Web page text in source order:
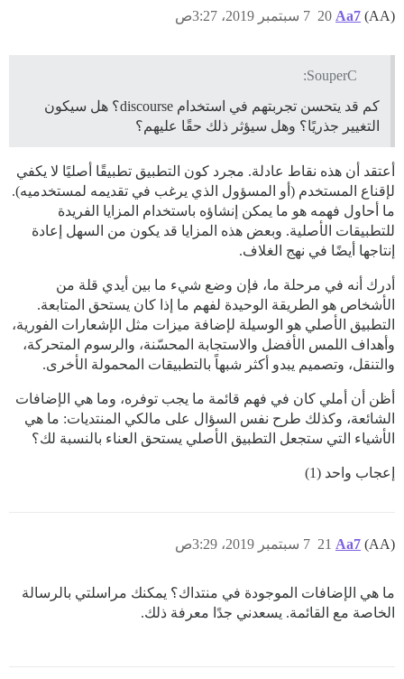
Aa7 (AA) 7 سبتمبر 2019، 3:27ص 20
SouperC:
كم قد يتحسن تجربتهم في استخدام discourse؟ هل سيكون
التغيير جذريًا؟ وهل سيؤثر ذلك حقًا عليهم؟
أعتقد أن هذه نقاط عادلة. مجرد كون التطبيق تطبيقًا أصليًا لا يكفي
لإقناع المستخدم (أو المسؤول الذي يرغب في تقديمه لمستخدميه).
ما أحاول فهمه هو ما يمكن إنشاؤه باستخدام المزايا الفريدة
للتطبيقات الأصلية. وبعض هذه المزايا قد يكون من السهل إعادة
إنتاجها أيضًا في نهج الغلاف.
أدرك أنه في مرحلة ما، فإن وضع شيء ما بين أيدي قلة من
الأشخاص هو الطريقة الوحيدة لفهم ما إذا كان يستحق المتابعة.
التطبيق الأصلي هو الوسيلة لإضافة ميزات مثل الإشعارات الفورية،
وأهداف اللمس الأفضل والاستجابة المحسّنة، والرسوم المتحركة،
والتنقل، وتصميم يبدو أكثر شبهاً بالتطبيقات المحمولة الأخرى.
أظن أن أملي كان في فهم قائمة ما يجب توفره، وما هي الإضافات
الشائعة، وكذلك طرح نفس السؤال على مالكي المنتديات: ما هي
الأشياء التي ستجعل التطبيق الأصلي يستحق العناء بالنسبة لك؟
إعجاب واحد (1)
Aa7 (AA) 7 سبتمبر 2019، 3:29ص 21
ما هي الإضافات الموجودة في منتداك؟ يمكنك مراسلتي بالرسالة
الخاصة مع القائمة. يسعدني جدًا معرفة ذلك.